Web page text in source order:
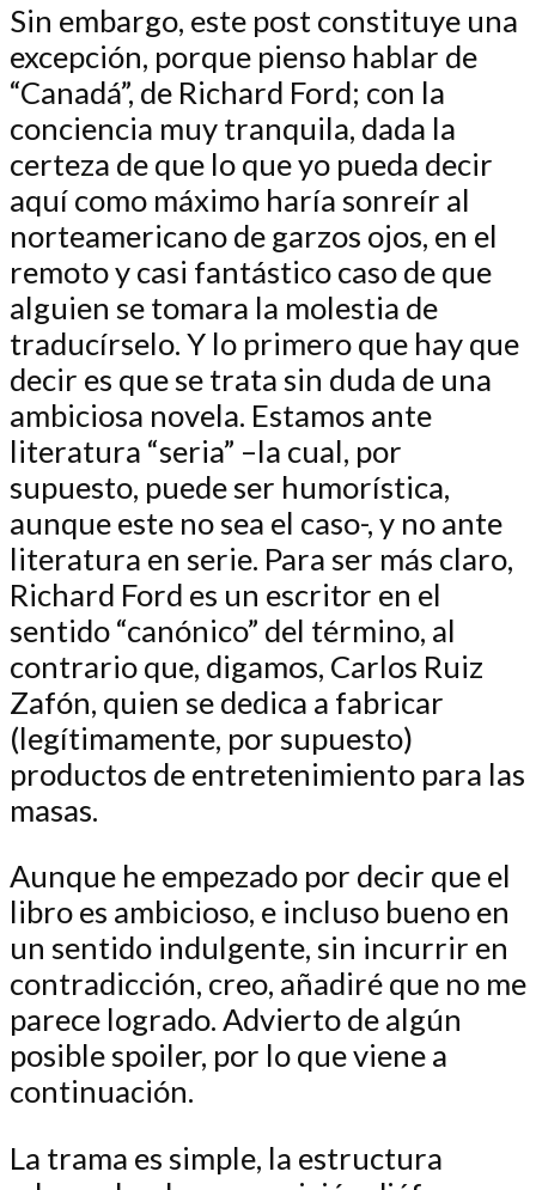
Sin embargo, este post constituye una
excepción, porque pienso hablar de
“Canadá”, de Richard Ford; con la
conciencia muy tranquila, dada la
certeza de que lo que yo pueda decir
aquí como máximo haría sonreír al
norteamericano de garzos ojos, en el
remoto y casi fantástico caso de que
alguien se tomara la molestia de
traducírselo. Y lo primero que hay que
decir es que se trata sin duda de una
ambiciosa novela. Estamos ante
literatura “seria” –la cual, por
supuesto, puede ser humorística,
aunque este no sea el caso-, y no ante
literatura en serie. Para ser más claro,
Richard Ford es un escritor en el
sentido “canónico” del término, al
contrario que, digamos, Carlos Ruiz
Zafón, quien se dedica a fabricar
(legítimamente, por supuesto)
productos de entretenimiento para las
masas.
Aunque he empezado por decir que el
libro es ambicioso, e incluso bueno en
un sentido indulgente, sin incurrir en
contradicción, creo, añadiré que no me
parece logrado. Advierto de algún
posible spoiler, por lo que viene a
continuación.
La trama es simple, la estructura